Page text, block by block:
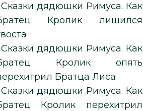
Сказки дядюшки Римуса. Как
Кролик лишился
Сказки дядюшки Римуса. Как
Кролик опять
Братца Лиса
Сказки дядюшки Римуса. Как
Кролик перехитрил